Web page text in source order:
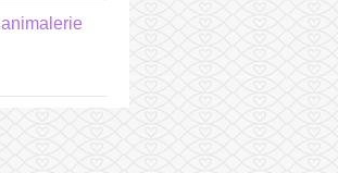
animalerie